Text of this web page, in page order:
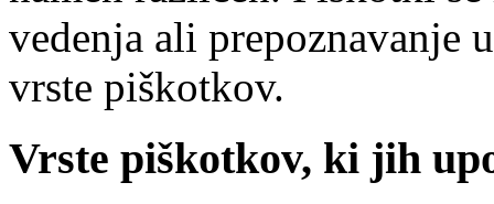
vedenja ali prepoznavanje
vrste piškotkov.
Vrste piškotkov, ki jih